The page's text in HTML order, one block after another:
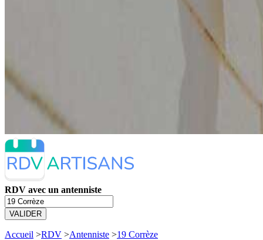
RDV avec un antenniste
VALIDER
Accueil >RDV >Antenniste >19 Corrèze